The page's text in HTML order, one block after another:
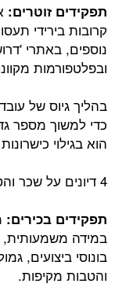
תפקידים זוטרים:
קרובות בירידי
נוספים, באתרי
ובפלטפורמות
בהליך גיוס של
כדי למשוך מספר
הוא בגילוי
4 דיונים על שכר והטבות:
תפקידים בכירים:
במידה משמעותית,
בונוסי ביצועים,
והטבות מקיפות.